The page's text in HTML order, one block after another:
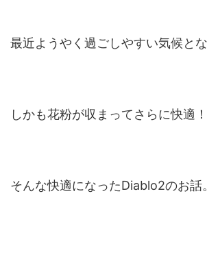
最近ようやく過ごしやすい気候とな
しかも花粉が収まってさらに快適！
そんな快適になったDiablo2のお話。